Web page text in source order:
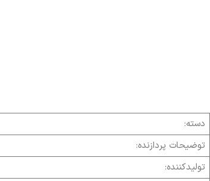
دسته:
توضیحات پردازنده:
تولیدکننده: